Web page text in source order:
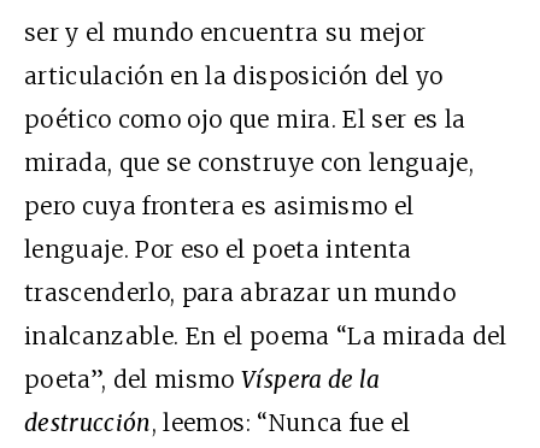
ser y el mundo encuentra su mejor
articulación en la disposición del yo
poético como ojo que mira. El ser es la
mirada, que se construye con lenguaje,
pero cuya frontera es asimismo el
lenguaje. Por eso el poeta intenta
trascenderlo, para abrazar un mundo
inalcanzable. En el poema “La mirada del
poeta”, del mismoVíspera de la
destrucción, leemos: “Nunca fue el